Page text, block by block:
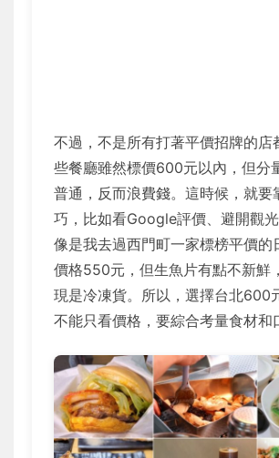
不過，不是所有打著平價招牌的店
些餐廳雖然標價600元以內，但分
普通，反而浪費錢。這時候，就要
巧，比如看Google評價、避開觀光
像是我去過西門町一家標榜平價的
價格550元，但生魚片有點不新鮮
現是冷凍貨。所以，選擇台北600
不能只看價格，要綜合考量食材和